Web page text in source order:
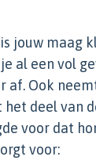
jouw maag
al een vol
af. Ook
deel van
voor dat
voor: